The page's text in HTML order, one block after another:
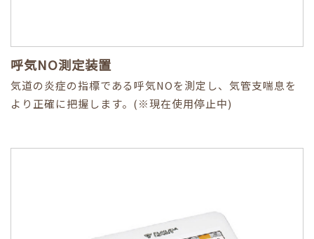
呼気NO測定装置
気道の炎症の指標である呼気NOを測定し、気管支喘息を
より正確に把握します。(※現在使用停止中)